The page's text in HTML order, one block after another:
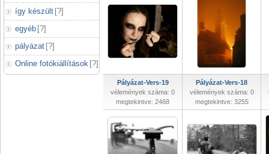
így készült [?]
egyéb [?]
pályázat [?]
Online fotókiállítások [?]
Pályázat-Vers-19
vélemények száma: 0
megtekintve: 2468
Pályázat-Vers-18
vélemények száma: 0
megtekintve: 3255